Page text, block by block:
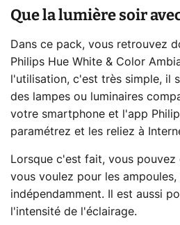
Que la lumière soir
Dans ce pack, vous retrouvez
Philips Hue White & Color
l'utilisation, c'est très simple, il
des lampes ou luminaires
votre smartphone et l'app
paramétrez et les reliez à
Lorsque c'est fait, vous
vous voulez pour les ampoules,
indépendamment. Il est aussi
l'intensité de l'éclairage.